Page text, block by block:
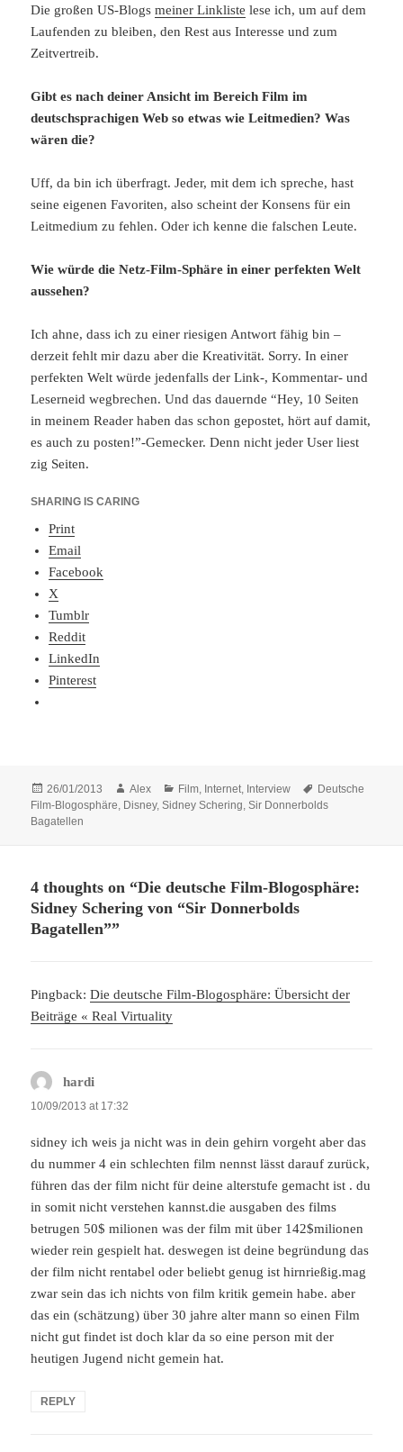
Die großen US-Blogsmeiner Linkliste lese ich, um auf dem
Laufenden zu bleiben, den Rest aus Interesse und zum
Zeitvertreib.
Gibt es nach deiner Ansicht im Bereich Film im
deutschsprachigen Web so etwas wie Leitmedien? Was
wären die?
Uff, da bin ich überfragt. Jeder, mit dem ich spreche, hast
seine eigenen Favoriten, also scheint der Konsens für ein
Leitmedium zu fehlen. Oder ich kenne die falschen Leute.
Wie würde die Netz-Film-Sphäre in einer perfekten Welt
aussehen?
Ich ahne, dass ich zu einer riesigen Antwort fähig bin –
derzeit fehlt mir dazu aber die Kreativität. Sorry. In einer
perfekten Welt würde jedenfalls der Link-, Kommentar- und
Leserneid wegbrechen. Und das dauernde “Hey, 10 Seiten
in meinem Reader haben das schon gepostet, hört auf damit,
es auch zu posten!”-Gemecker. Denn nicht jeder User liest
zig Seiten.
SHARING IS CARING
Print
Email
Facebook
X
Tumblr
Reddit
LinkedIn
Pinterest
Posted
on
26/01/2013 Author
Alex Categories
Film, Internet, Interview Tags
Deutsche
Film-Blogosphäre, Disney,Sidney Schering,Sir Donnerbolds
Bagatellen
4 thoughts on “Die deutsche Film-Blogosphäre:
Sidney Schering von “Sir Donnerbolds
Bagatellen””
Pingback:Die deutsche Film-Blogosphäre: Übersicht der
Beiträge « Real Virtuality
hardi
10/09/2013 at 17:32
sidney ich weis ja nicht was in dein gehirn vorgeht aber das
du nummer 4 ein schlechten film nennst lässt darauf zurück,
führen das der film nicht für deine alterstufe gemacht ist . du
in somit nicht verstehen kannst.die ausgaben des films
betrugen 50$ milionen was der film mit über 142$milionen
wieder rein gespielt hat. deswegen ist deine begründung das
der film nicht rentabel oder beliebt genug ist hirnrießig.mag
zwar sein das ich nichts von film kritik gemein habe. aber
das ein (schätzung) über 30 jahre alter mann so einen Film
nicht gut findet ist doch klar da so eine person mit der
heutigen Jugend nicht gemein hat.
REPLY